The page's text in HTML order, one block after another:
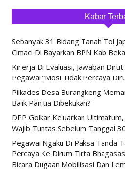
Kabar
Sebanyak 31 Bidang Tanah Tol
Cimaci Di Bayarkan BPN Kab
Kinerja Di Evaluasi, Jawaban
Pegawai “Mosi Tidak Percaya
Pilkades Desa Burangkeng
Balik Panitia Dibekukan?
DPP Golkar Keluarkan
Wajib Tuntas Sebelum Tanggal
Pegawai Ngaku Di Paksa Tanda
Percaya Ke Dirum Tirta
Bicara Dugaan Mobilisasi Dan